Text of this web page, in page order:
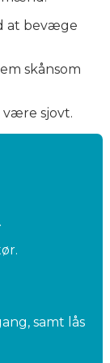
at bevæge
skånsom
sjovt.
samt lås